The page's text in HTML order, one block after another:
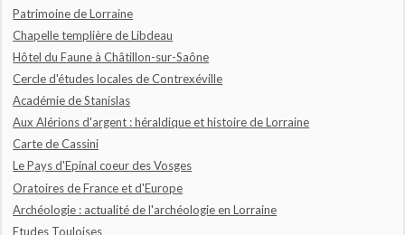
Patrimoine de Lorraine
Chapelle templière de Libdeau
Hôtel du Faune à Châtillon-sur-Saône
Cercle d'études locales de Contrexéville
Académie de Stanislas
Aux Alérions d'argent : héraldique et histoire de Lorraine
Carte de Cassini
Le Pays d'Epinal coeur des Vosges
Oratoires de France et d'Europe
Archéologie : actualité de l'archéologie en Lorraine
Etudes Touloises